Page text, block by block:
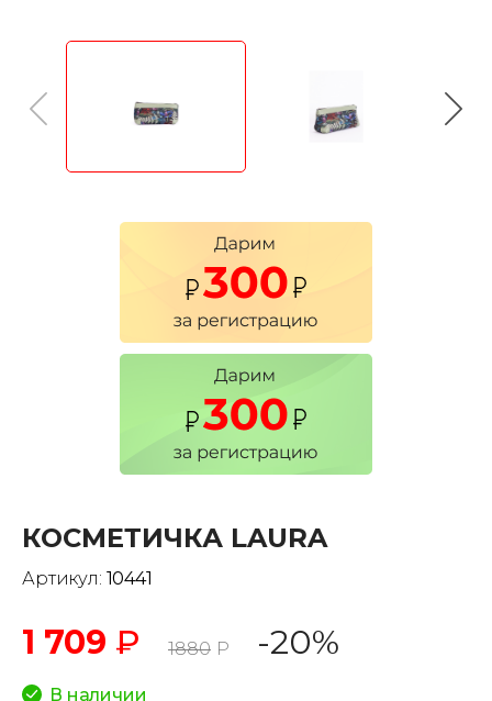
КОСМЕТИЧКА LAURA
Артикул: 10441
1 709 ₽ 1880 Р -20%
В наличии